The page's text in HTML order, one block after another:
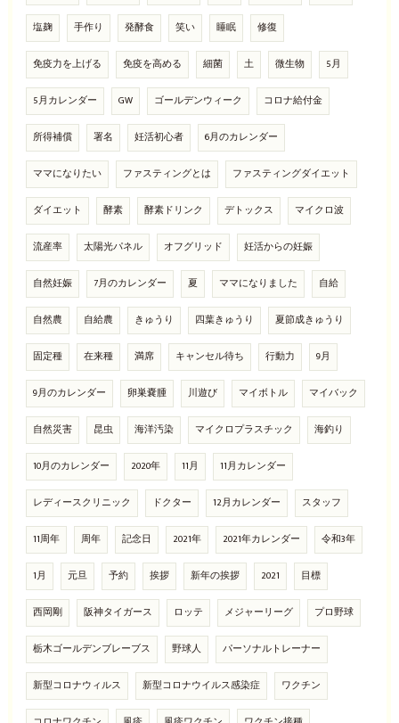
塩麹 手作り 発酵食 笑い 睡眠 修復
免疫力を上げる 免疫を高める 細菌 土 微生物 5月
5月カレンダー GW ゴールデンウィーク コロナ給付金
所得補償 署名 妊活初心者 6月のカレンダー
ママになりたい ファスティングとは ファスティングダイエット
ダイエット 酵素 酵素ドリンク デトックス マイクロ波
流産率 太陽光パネル オフグリッド 妊活からの妊娠
自然妊娠 7月のカレンダー 夏 ママになりました 自給
自然農 自給農 きゅうり 四葉きゅうり 夏節成きゅうり
固定種 在来種 満席 キャンセル待ち 行動力 9月
9月のカレンダー 卵巣嚢腫 川遊び マイボトル マイバック
自然災害 昆虫 海洋汚染 マイクロプラスチック 海釣り
10月のカレンダー 2020年 11月 11月カレンダー
レディースクリニック ドクター 12月カレンダー スタッフ
11周年 周年 記念日 2021年 2021年カレンダー 令和3年
1月 元旦 予約 挨拶 新年の挨拶 2021 目標
西岡剛 阪神タイガース ロッテ メジャーリーグ プロ野球
栃木ゴールデンブレーブス 野球人 パーソナルトレーナー
新型コロナウィルス 新型コロナウイルス感染症 ワクチン